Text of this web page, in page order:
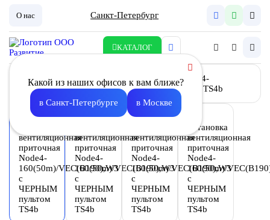
О нас Санкт-Петербург
КАТАЛОГ
Какой из наших офисов к вам ближе?
в Санкт-Петербурге в Москве